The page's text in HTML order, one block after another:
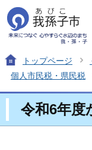
トップページ
個人市民税・県民税
令和6年度